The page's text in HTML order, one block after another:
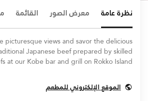
نظرة عامة معرض الصور القائمة
picturesque views and savor the delicious
Japanese beef prepared by skilled
at our Kobe bar and grill​ on Rokko Island.
الموقع الإلكتروني للمطعمNew Window